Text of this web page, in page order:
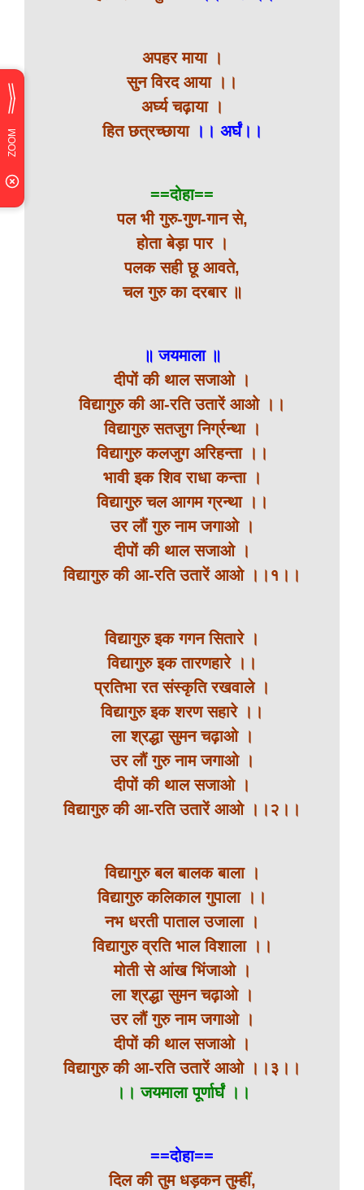
अपहर माया ।
सुन विरद आया ।।
अर्घ्य चढ़ाया ।
हित छत्रच्छाया।। अर्घं।।
==दोहा==
पल भी गुरु-गुण-गान से,
होता बेड़ा पार ।
पलक सही छू आवते,
चल गुरु का दरबार ॥
॥ जयमाला ॥
दीपों की थाल सजाओ ।
विद्यागुरु की आ-रति उतारें आओ ।।
विद्यागुरु सतजुग निर्ग्रन्था ।
विद्यागुरु कलजुग अरिहन्ता ।।
भावी इक शिव राधा कन्ता ।
विद्यागुरु चल आगम ग्रन्था ।।
उर लौं गुरु नाम जगाओ ।
दीपों की थाल सजाओ ।
विद्यागुरु की आ-रति उतारें आओ ।।१।।
विद्यागुरु इक गगन सितारे ।
विद्यागुरु इक तारणहारे ।।
प्रतिभा रत संस्कृति रखवाले ।
विद्यागुरु इक शरण सहारे ।।
ला श्रद्धा सुमन चढ़ाओ ।
उर लौं गुरु नाम जगाओ ।
दीपों की थाल सजाओ ।
विद्यागुरु की आ-रति उतारें आओ ।।२।।
विद्यागुरु बल बालक बाला ।
विद्यागुरु कलिकाल गुपाला ।।
नभ धरती पाताल उजाला ।
विद्यागुरु व्रति भाल विशाला ।।
मोती से आंख भिंजाओ ।
ला श्रद्धा सुमन चढ़ाओ ।
उर लौं गुरु नाम जगाओ ।
दीपों की थाल सजाओ ।
विद्यागुरु की आ-रति उतारें आओ ।।३।।
।। जयमाला पूर्णार्घं ।।
==दोहा==
दिल की तुम धड़कन तुम्हीं,